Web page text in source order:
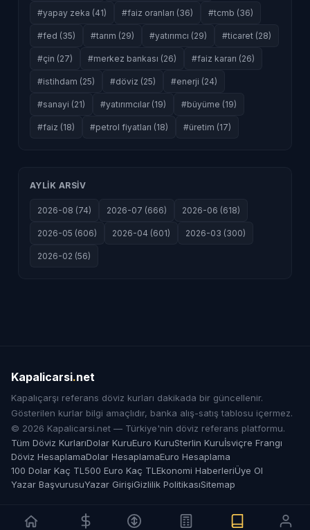
#yapay zeka (41) #faiz oranları (36) #tcmb (36)
#fed (35) #tarım (29) #yatırımcı (29) #ticaret (28)
#çin (27) #merkez bankası (26) #faiz kararı (26)
#istihdam (25) #döviz (25) #enerji (24)
#sanayi (21) #yatırımcılar (19) #büyüme (19)
#faiz (18) #petrol fiyatları (18) #üretim (17)
AYLIK ARSIV
2026-08 (74) 2026-07 (666) 2026-06 (618)
2026-05 (606) 2026-04 (601) 2026-03 (300)
2026-02 (56)
Kapalicarsi.net
Kapalıçarşı referans döviz kurları dakikada bir güncellenir.
Gösterilen kurlar bilgi amaçlıdır, banka alış-satış tablosu içermez.
© 2026 Kapalicarsi.net — Türkiye'nin döviz referans platformu.
Tüm Döviz KurlarıDolar KuruEuro KuruSterlin Kuruİsviçre Frangı
Döviz HesaplamaDolar HesaplamaEuro Hesaplama
100 Dolar Kaç TL 500 Euro Kaç TL Ekonomi HaberleriÜye Ol
Yazar BaşvurusuYazar GirişiGizlilik PolitikasıSitemap